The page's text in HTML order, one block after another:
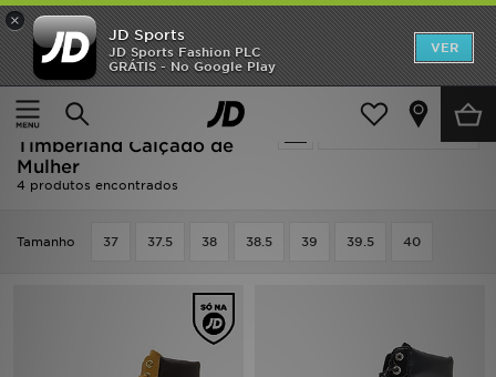
×
JD Sports
JD Sports Fashion PLC
GRÁTIS - No Google Play
VER
Página principal
Mulher Calçado de Mulher
Actualizar a pesquisa
Oferta | Mulher -
Timberland Calçado de
Mulher
4 produtos encontrados
Tamanho 37 37.5 38 38.5 39 39.5 40
INÍCIO
Promoções
NOVIDADES
HOMEM
MULHER